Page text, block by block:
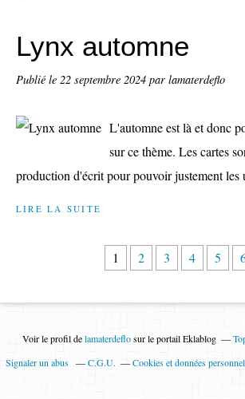
Lynx automne
Publié le 22 septembre 2024 par lamaterdeflo
L'automne est là et donc
sur ce thème. Les cartes
production d'écrit pour pouvoir justement
LIRE LA SUITE
1 2 3 4 5
Voir le profil delamaterdeflosur le portail Eklablog
Signaler un abus
C.G.U. Cookies et données